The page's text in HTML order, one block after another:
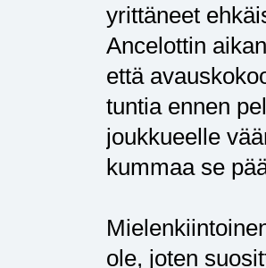
yrittäneet
Ancelottin
että
tuntia ennen
joukkueelle
kummaa se
ole, joten